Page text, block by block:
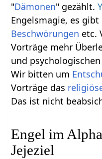
"Dämonen" gezählt.
Engelsmagie, es
Beschwörungen etc.
Vorträge mehr
und
Wir bitten um
Vorträge das
Das ist nicht
Engel im
Jejeziel